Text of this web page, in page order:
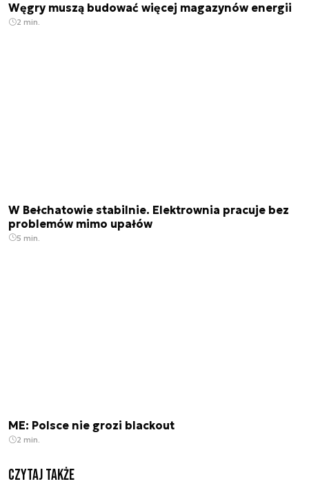
Węgry muszą budować więcej magazynów energii
2 min.
W Bełchatowie stabilnie. Elektrownia pracuje bez
problemów mimo upałów
5 min.
ME: Polsce nie grozi blackout
2 min.
Czytaj także